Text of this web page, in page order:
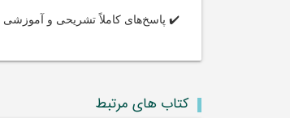
✔️ پاسخ‌های کاملاً تشریحی و آموزشی
کتاب های مرتبط